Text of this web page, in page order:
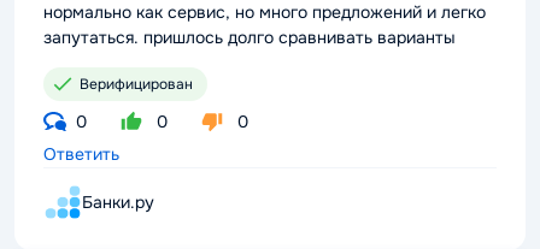
нормально как сервис, но много предложений и легко
запутаться. пришлось долго сравнивать варианты
Верифицирован
0 0
0
Ответить
Банки.ру